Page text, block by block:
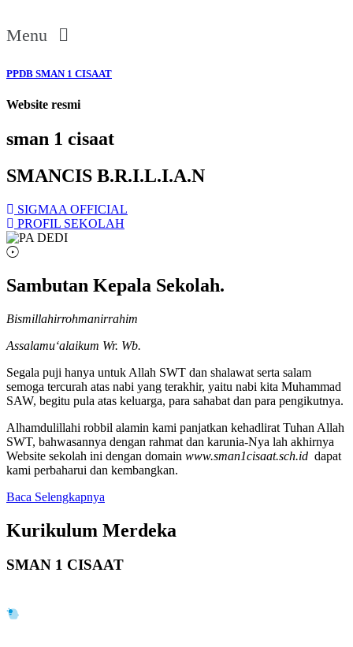
Menu
PPDB SMAN 1 CISAAT
Website resmi
sman 1 cisaat
SMANCIS B.R.I.L.I.A.N
SIGMAA OFFICIAL
PROFIL SEKOLAH
Sambutan Kepala Sekolah.
Bismillahirrohmanirrahim
Assalamu‘alaikum Wr. Wb.
Segala puji hanya untuk Allah SWT dan shalawat serta salam
semoga tercurah atas nabi yang terakhir, yaitu nabi kita Muhammad
SAW, begitu pula atas keluarga, para sahabat dan para pengikutnya.
Alhamdulillahi robbil alamin kami panjatkan kehadlirat Tuhan Allah
SWT, bahwasannya dengan rahmat dan karunia-Nya lah akhirnya
Website sekolah ini dengan domain www.sman1cisaat.sch.id dapat
kami perbaharui dan kembangkan.
Baca Selengkapnya
Kurikulum Merdeka
SMAN 1 CISAAT